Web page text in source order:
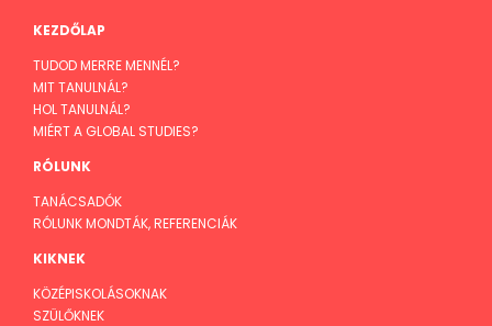
KEZDŐLAP
TUDOD MERRE MENNÉL?
MIT TANULNÁL?
HOL TANULNÁL?
MIÉRT A GLOBAL STUDIES?
RÓLUNK
TANÁCSADÓK
RÓLUNK MONDTÁK, REFERENCIÁK
KIKNEK
KÖZÉPISKOLÁSOKNAK
SZÜLŐKNEK